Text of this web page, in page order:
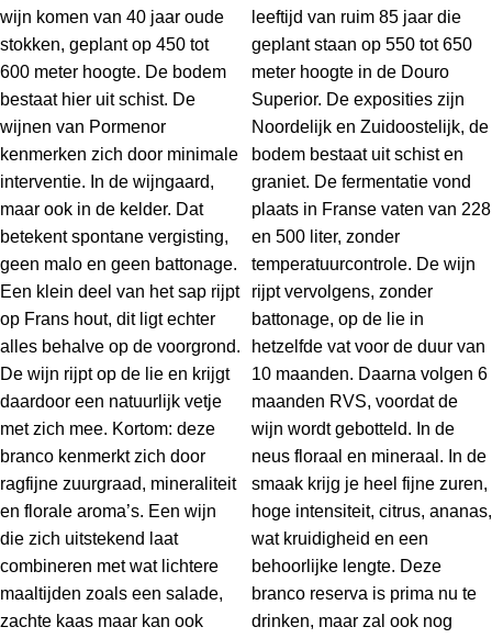
wijn komen van 40 jaar oude
stokken, geplant op 450 tot
600 meter hoogte. De bodem
bestaat hier uit schist. De
wijnen van Pormenor
kenmerken zich door minimale
interventie. In de wijngaard,
maar ook in de kelder. Dat
betekent spontane vergisting,
geen malo en geen battonage.
Een klein deel van het sap rijpt
op Frans hout, dit ligt echter
alles behalve op de voorgrond.
De wijn rijpt op de lie en krijgt
daardoor een natuurlijk vetje
met zich mee. Kortom: deze
branco kenmerkt zich door
ragfijne zuurgraad, mineraliteit
en florale aroma’s. Een wijn
die zich uitstekend laat
combineren met wat lichtere
maaltijden zoals een salade,
zachte kaas maar kan ook
leeftijd van ruim 85 jaar die
geplant staan op 550 tot 650
meter hoogte in de Douro
Superior. De exposities zijn
Noordelijk en Zuidoostelijk, de
bodem bestaat uit schist en
graniet. De fermentatie vond
plaats in Franse vaten van 228
en 500 liter, zonder
temperatuurcontrole. De wijn
rijpt vervolgens, zonder
battonage, op de lie in
hetzelfde vat voor de duur van
10 maanden. Daarna volgen 6
maanden RVS, voordat de
wijn wordt gebotteld. In de
neus floraal en mineraal. In de
smaak krijg je heel fijne zuren,
hoge intensiteit, citrus, ananas,
wat kruidigheid en een
behoorlijke lengte. Deze
branco reserva is prima nu te
drinken, maar zal ook nog